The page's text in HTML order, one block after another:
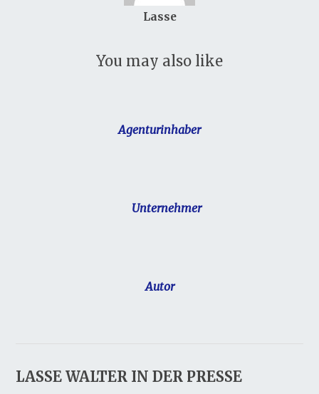
Lasse
You may also like
Agenturinhaber
Unternehmer
Autor
LASSE WALTER IN DER PRESSE